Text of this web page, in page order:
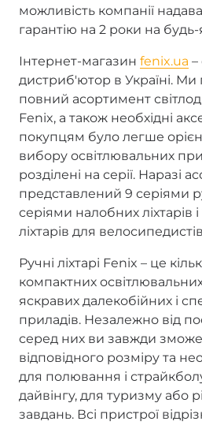
можливість компанії
гарантію на 2 роки на
Інтернет-магазин fenix.ua –
дистриб'ютор в Україні.
повний асортимент
Fenix, а також необхідні
покупцям було легше
вибору освітлювальних
розділені на серії. Наразі
представлений 9 серіями
серіями налобних ліхтарів
ліхтарів для
Ручні ліхтарі Fenix – це
компактних
яскравих далекобійних і
приладів. Незалежно від
серед них ви завжди
відповідного розміру та
для полювання і
дайвінгу, для туризму або
завдань. Всі пристрої